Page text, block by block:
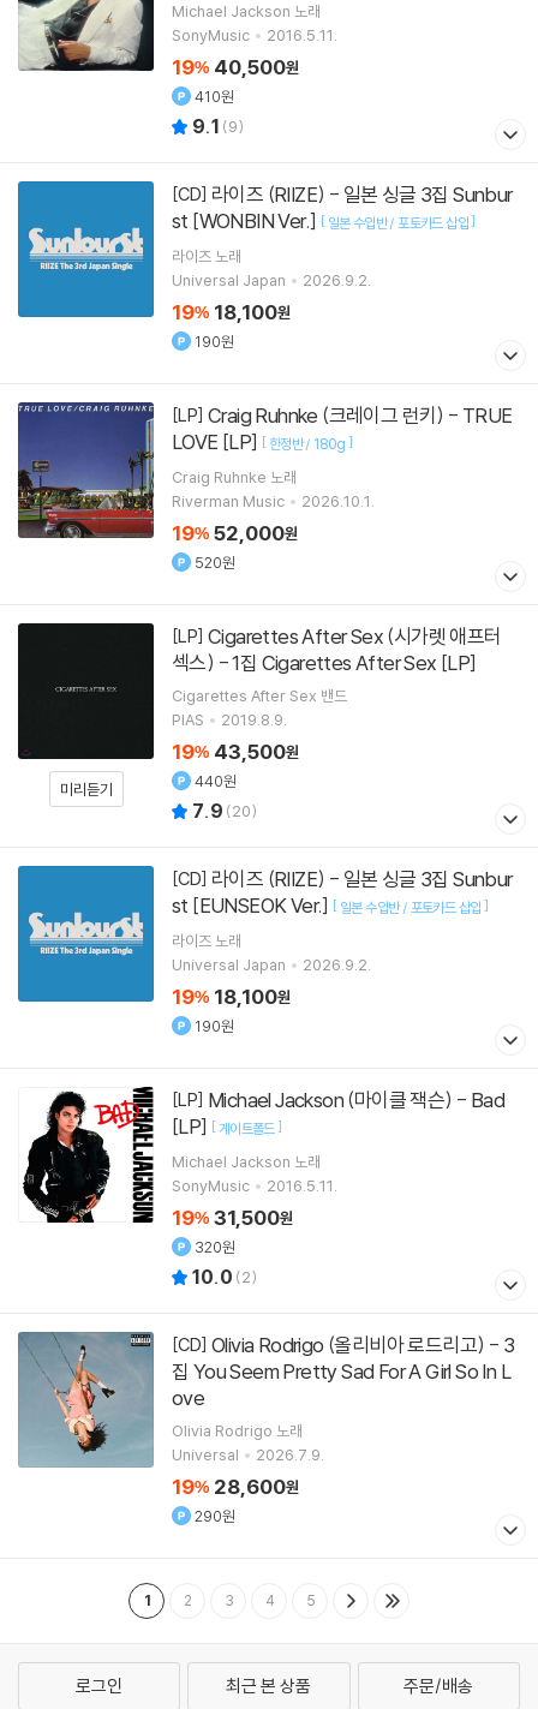
Michael Jackson 노래
SonyMusic
2016.5.11.
19% 40,500원
410원
9.1 (9)
[CD]
st [WONBIN Ver.] [ 일본 수입반 / 포토카드 삽입]
라이즈 노래
Universal Japan
2026.9.2.
19% 18,100원
190원
[LP]
LOVE [LP] [ 한정반 / 180g ]
Craig Ruhnke 노래
Riverman Music
2026.10.1.
19% 52,000원
520원
미리듣기
[LP]
섹스) - 1집 Cigarettes After Sex [LP]
Cigarettes After Sex 밴드
PIAS
2019.8.9.
19% 43,500원
440원
7.9 (20)
[CD]
st [EUNSEOK Ver.] [ 일본 수입반 / 포토카드 삽입 ]
라이즈 노래
Universal Japan
2026.9.2.
19% 18,100원
190원
[LP]
[LP] [게이트폴드]
Michael Jackson 노래
SonyMusic
2016.5.11.
19% 31,500원
320원
10.0 (2)
[CD]
집 You Seem Pretty Sad For A Girl So In L
ove
Olivia Rodrigo 노래
Universal
2026.7.9.
19% 28,600원
290원
1 2 3 4 5
로그인 최근 본 상품 주문/배송